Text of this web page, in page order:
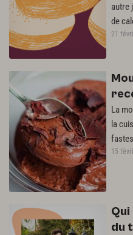
autre
de
de
21
La
la
pour
15
du